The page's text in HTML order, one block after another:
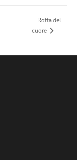
Rotta del
cuore